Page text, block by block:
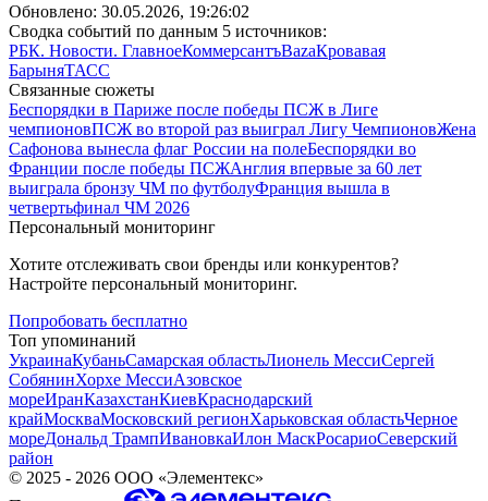
Обновлено: 30.05.2026, 19:26:02
Сводка событий по данным 5 источников:
РБК. Новости. ГлавноеКоммерсантъBazaКровавая
БарыняТАСС
Связанные сюжеты
Беспорядки в Париже после победы ПСЖ в Лиге
чемпионовПСЖ во второй раз выиграл Лигу ЧемпионовЖена
Сафонова вынесла флаг России на полеБеспорядки во
Франции после победы ПСЖАнглия впервые за 60 лет
выиграла бронзу ЧМ по футболуФранция вышла в
четвертьфинал ЧМ 2026
Персональный мониторинг
Хотите отслеживать свои бренды или конкурентов?
Настройте персональный мониторинг.
Попробовать бесплатно
Топ упоминаний
УкраинаКубаньСамарская областьЛионель МессиСергей
СобянинХорхе МессиАзовское
мореИранКазахстанКиевКраснодарский
крайМоскваМосковский регионХарьковская областьЧерное
мореДональд ТрампИвановкаИлон МаскРосариоСеверский
район
© 2025 - 2026 ООО «Элементекс»